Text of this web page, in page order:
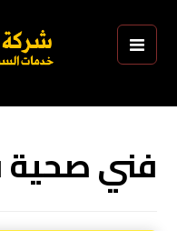
فني صحية